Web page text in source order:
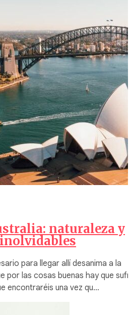
naturaleza y
para llegar allí desanima a la
por las cosas buenas hay que
encontraréis una vez qu…